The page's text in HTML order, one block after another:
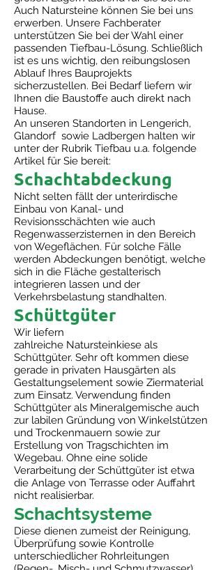
Auch Natursteine können Sie bei uns
erwerben. Unsere Fachberater
unterstützen Sie bei der Wahl einer
passenden Tiefbau-Lösung. Schließlich
ist es uns wichtig, den reibungslosen
Ablauf Ihres Bauprojekts
sicherzustellen. Bei Bedarf liefern wir
Ihnen die Baustoffe auch direkt nach
Hause.
An unseren Standorten in Lengerich,
Glandorf sowie Ladbergen halten wir
unter der Rubrik Tiefbau u.a. folgende
Artikel für Sie bereit:
Schachtabdeckung
Nicht selten fällt der unterirdische
Einbau von Kanal- und
Revisionsschächten wie auch
Regenwasserzisternen in den Bereich
von Wegeflächen. Für solche Fälle
werden Abdeckungen benötigt, welche
sich in die Fläche gestalterisch
integrieren lassen und der
Verkehrsbelastung standhalten.
Schüttgüter
Wir liefern
zahlreiche Natursteinkiese als
Schüttgüter. Sehr oft kommen diese
gerade in privaten Hausgärten als
Gestaltungselement sowie Ziermaterial
zum Einsatz. Verwendung finden
Schüttgüter als Mineralgemische auch
zur labilen Gründung von Winkelstützen
und Trockenmauern sowie zur
Erstellung von Tragschichten im
Wegebau. Ohne eine solide
Verarbeitung der Schüttgüter ist etwa
die Anlage von Terrasse oder Auffahrt
nicht realisierbar.
Schachtsysteme
Diese dienen zumeist der Reinigung,
Überprüfung sowie Kontrolle
unterschiedlicher Rohrleitungen